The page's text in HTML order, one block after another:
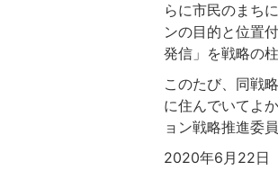
らに市民のまち
ンの目的と位置
発信」を戦略の
このたび、同戦
に住んでいてよ
ョン戦略推進委
2020年6月22日